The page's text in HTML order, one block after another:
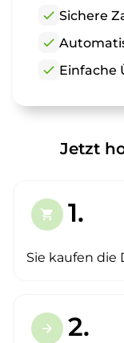
check Sichere
check
check Einfache
Jetzt
shopping_cart 1.
Sie kaufen die
arrow_forward 2.